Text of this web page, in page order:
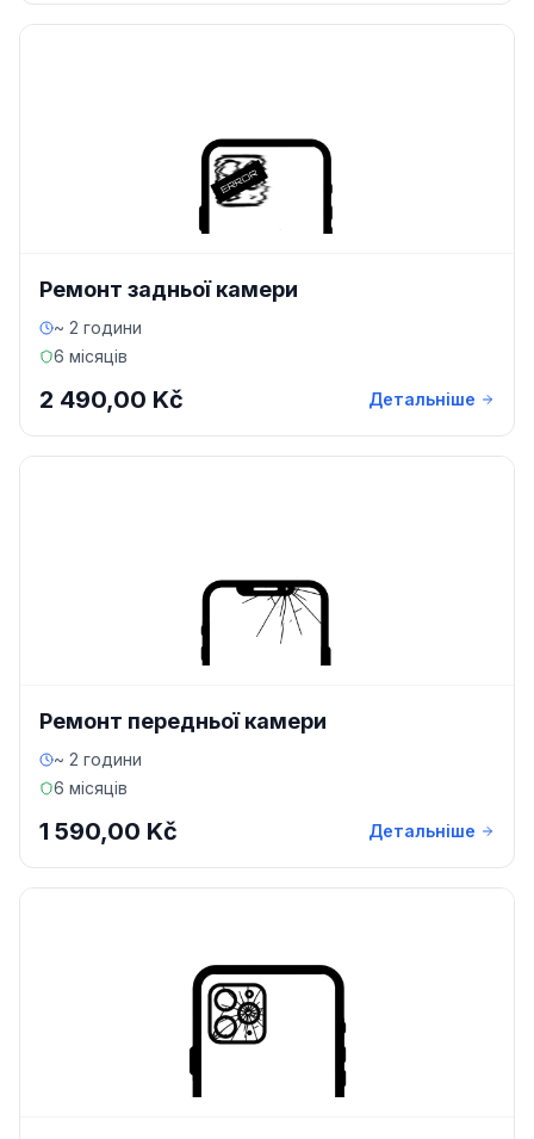
Ремонт задньої камери
~ 2 години
6 місяців
2 490,00 Kč Детальніше
Ремонт передньої камери
~ 2 години
6 місяців
1 590,00 Kč Детальніше